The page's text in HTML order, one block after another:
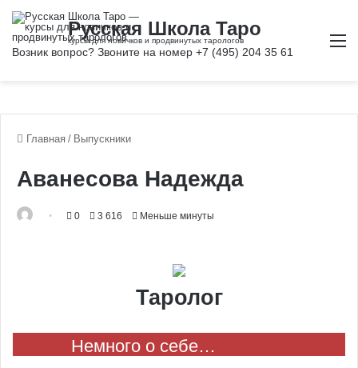
Главная / Выпускники
Аванесова Надежда
0 3 616 Меньше минуты
Таролог
Немного о себе…